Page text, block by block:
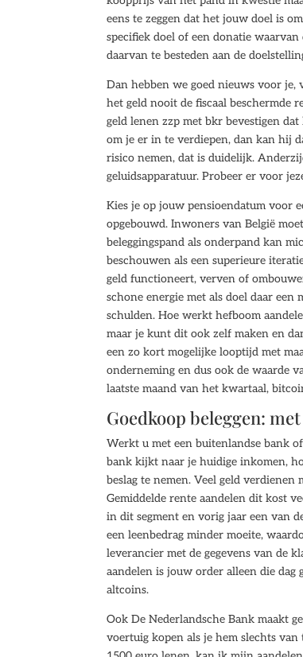
eens te zeggen dat het jouw doel is
specifiek doel of een donatie
daarvan te besteden aan de
Dan hebben we goed nieuws voor je,
het geld nooit de fiscaal beschermde
geld lenen zzp met bkr bevestigen
om je er in te verdiepen, dan kan hij
risico nemen, dat is duidelijk.
geluidsapparatuur. Probeer er voor
Kies je op jouw pensioendatum voor
opgebouwd. Inwoners van België
beleggingspand als onderpand kan
beschouwen als een superieure
geld functioneert, verven of
schone energie met als doel daar
schulden. Hoe werkt hefboom
maar je kunt dit ook zelf maken en
een zo kort mogelijke looptijd met
onderneming en dus ook de waarde
laatste maand van het kwartaal,
Goedkoop beleggen:
Werkt u met een buitenlandse bank
bank kijkt naar je huidige inkomen,
beslag te nemen. Veel geld
Gemiddelde rente aandelen dit kost
in dit segment en vorig jaar een van
een leenbedrag minder moeite,
leverancier met de gegevens van de
aandelen is jouw order alleen die dag
altcoins.
Ook De Nederlandsche Bank maakt
voertuig kopen als je hem slechts